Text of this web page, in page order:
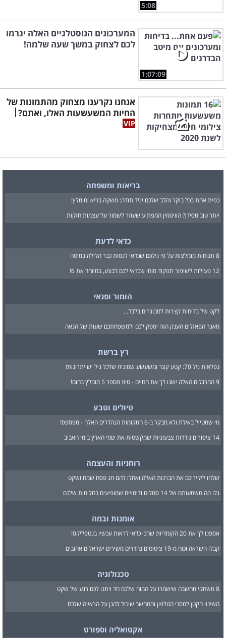
5:08
1:07:09
המערכונים הנוסטלגיים האלה יגרמו
לכם לצחוק במשך שעה שלמה!
אנחנו נקרענו מצחוק מהתמונות של
החיות המשעשעות האלו, ואתם?
בריאות ומשפחה
כפית אחת בכל בוקר והלב שלכם יגיד תודה: משקה בריא ומומלץ!
יותר טוב מסידן? הוויטמין המפתיע שעוזר לשמור על עצמות חזקות
כדאי לדעת
8 תנוחות מומלצות על פי גילכם שכדאי לנסות כבר הלילה במיטה
12 פעולות לשיפור תפקוד מוחי שכדאי לכם לבצע, במיוחד את 6!
הומור ופנאי
לקט של בדיחות קצרות למבוגרים בלבד...
מאגר הפאזלים הענק הזה יספק לכם ולמשפחתכם שעות של הנאה
רץ ברשת
נפלאות גיל 70: קטע קצר ומשעשע שמוכיח שלכל גיל יש יתרונות!
9 ההרגלים האלה ישנו לך את החיים - טיפ מספר 5 מומלץ בחום!
טיולים וטבע
מי שמטייל באילת ולא מבקר ב-6 המקומות הנהדרים האלה - מפספס!
14 ציפורים נודדות צבעוניות שמקשטות את שמי הארץ בימי האביב
רוחניות והעצמה
שלחו ליקיריכם את הברכות האלה ואחלו להם חג פסח שמח ושקט
גלו מה משמעותם של 14 סמלים ודימויים שמופיעים בחלומות שלכם
אומנות ובמה
אספנו לך את 20 הקומדיות שהכי כדאי לראות עכשיו בנטפליקס!
קבלו השראה וכוח מ-19 ציטוטים נהדרים משירים ישראלים אהובים
טכנולוגיה
8 משחקי מחשבה שישמרו על המוח שלכם חד ויתנו לכם רגע של שקט
השינוי הקטן למסכי הטלפון והמחשב שיכול להגן על הראייה שלכם
אקטואליה וספורט